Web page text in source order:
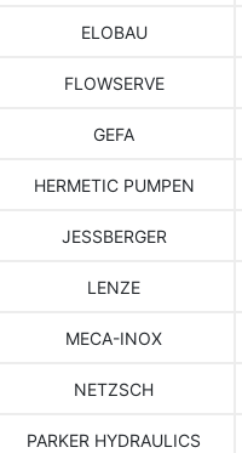
ELOBAU
FLOWSERVE
GEFA
HERMETIC PUMPEN
JESSBERGER
LENZE
MECA-INOX
NETZSCH
PARKER HYDRAULICS